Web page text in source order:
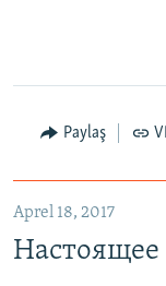
Paylaş
Aprel 18, 2017
Настоящее